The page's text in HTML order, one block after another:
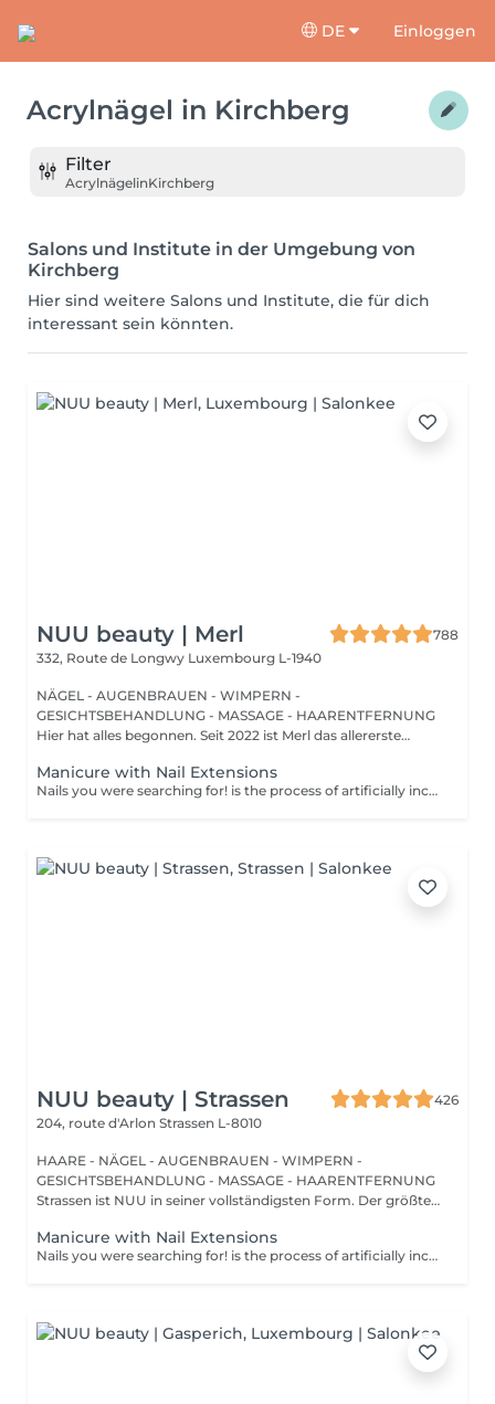
DE Einloggen
Acrylnägel in Kirchberg
Filter
AcrylnägelinKirchberg
Salons und Institute in der Umgebung von
Kirchberg
Hier sind weitere Salons und Institute, die für dich
interessant sein könnten.
NUU beauty | Merl
788
332, Route de Longwy Luxembourg L-1940
NÄGEL - AUGENBRAUEN - WIMPERN -
GESICHTSBEHANDLUNG - MASSAGE - HAARENTFERNUNG
Hier hat alles begonnen. Seit 2022 ist Merl das allererste
Manicure with Nail Extensions
Nails you were searching for! is the process of artificially increasing the length of the nail using polygel material in order to correct the defects of the natural nail delamination and weakness of the nail plate. Our masters do edged, hardware, or combined manicure. How is polygel extension done? - removal of old semi-permanent (if needed) - rough skin is removed - the shape of the nail plate is corrected - the cuticle and side ridges are corrected - polygel is applied - semi-permanent nail polish is applied - cuticle oil and hand cream are applied Age restrictions: recommended to do from 16 years. Post procedure recommendations: there are no post recommendations for this procedure. Frequency: once in 3 weeks.
NUU beauty | Strassen
426
204, route d'Arlon Strassen L-8010
HAARE - NÄGEL - AUGENBRAUEN - WIMPERN -
GESICHTSBEHANDLUNG - MASSAGE - HAARENTFERNUNG
Strassen ist NUU in seiner vollständigsten Form. Der größte
Manicure with Nail Extensions
Nails you were searching for! is the process of artificially increasing the length of the nail using polygel material in order to correct the defects of the natural nail delamination and weakness of the nail plate. Our masters do edged, hardware, or combined manicure. How is polygel extension done? - removal of old semi-permanent (if needed) - rough skin is removed - the shape of the nail plate is corrected - the cuticle and side ridges are corrected - polygel is applied - semi-permanent nail polish is applied - cuticle oil and hand cream are applied Age restrictions: recommended to do from 16 years. Post procedure recommendations: there are no post recommendations for this procedure. Frequency: once in 3 weeks.